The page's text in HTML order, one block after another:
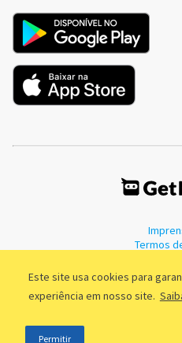
Este site usa cookies para
experiência em nosso site.
Permitir
Termos
©2011 - 2026, GetNinjas LTDA.